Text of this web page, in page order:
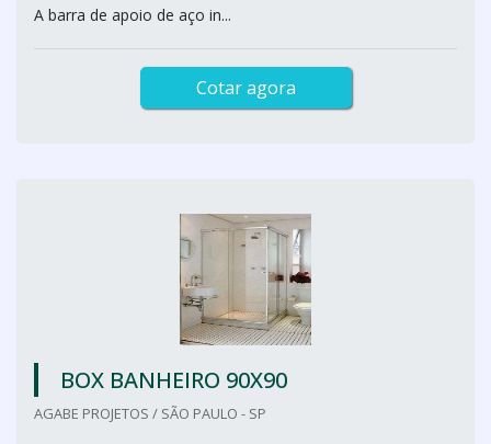
A barra de apoio de aço in...
Cotar agora
BOX BANHEIRO 90X90
AGABE PROJETOS / SÃO PAULO - SP